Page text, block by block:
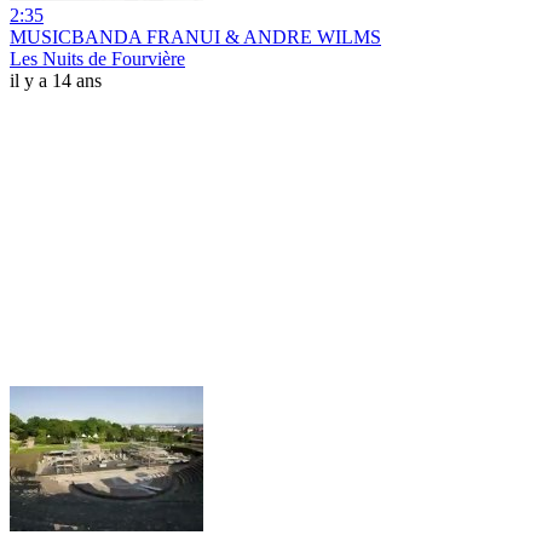
2:35
MUSICBANDA FRANUI & ANDRE WILMS
Les Nuits de Fourvière
il y a 14 ans